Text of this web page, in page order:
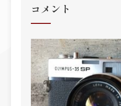
コメント